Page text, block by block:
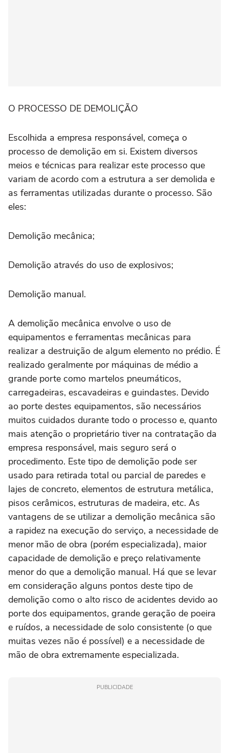
O PROCESSO DE DEMOLIÇÃO
Escolhida a empresa responsável, começa o
processo de demolição em si. Existem diversos
meios e técnicas para realizar este processo que
variam de acordo com a estrutura a ser demolida e
as ferramentas utilizadas durante o processo. São
eles:
Demolição mecânica;
Demolição através do uso de explosivos;
Demolição manual.
A demolição mecânica envolve o uso de
equipamentos e ferramentas mecânicas para
realizar a destruição de algum elemento no prédio. É
realizado geralmente por máquinas de médio a
grande porte como martelos pneumáticos,
carregadeiras, escavadeiras e guindastes. Devido
ao porte destes equipamentos, são necessários
muitos cuidados durante todo o processo e, quanto
mais atenção o proprietário tiver na contratação da
empresa responsável, mais seguro será o
procedimento. Este tipo de demolição pode ser
usado para retirada total ou parcial de paredes e
lajes de concreto, elementos de estrutura metálica,
pisos cerâmicos, estruturas de madeira, etc. As
vantagens de se utilizar a demolição mecânica são
a rapidez na execução do serviço, a necessidade de
menor mão de obra (porém especializada), maior
capacidade de demolição e preço relativamente
menor do que a demolição manual. Há que se levar
em consideração alguns pontos deste tipo de
demolição como o alto risco de acidentes devido ao
porte dos equipamentos, grande geração de poeira
e ruídos, a necessidade de solo consistente (o que
muitas vezes não é possível) e a necessidade de
mão de obra extremamente especializada.
PUBLICIDADE